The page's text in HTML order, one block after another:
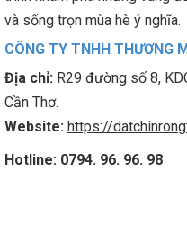
và sống trọn mùa hè ý nghĩa.
CÔNG TY TNHH THƯƠNG
Địa chỉ: R29 đường số 8,
Cần Thơ.
Website: https://
Hotline: 0794. 96. 96. 98